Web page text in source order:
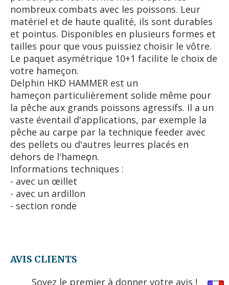
nombreux combats avec les poissons. Leur
matériel et de haute qualité, ils sont durables
et pointus. Disponibles en plusieurs formes et
tailles pour que vous puissiez choisir le vôtre.
Le paquet asymétrique 10+1 facilite le choix de
votre hameçon.
Delphin HKD HAMMER est un
hameçon particulièrement solide même pour
la pêche aux grands poissons agressifs. Il a un
vaste éventail d'applications, par exemple la
pêche au carpe par la technique feeder avec
des pellets ou d'autres leurres placés en
dehors de l'hameҫon.
Informations techniques :
- avec un œillet
- avec un ardillon
- section ronde
AVIS CLIENTS
Soyez le premier à donner votre avis !